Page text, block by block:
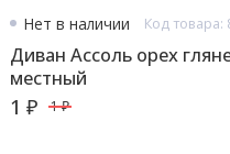
Нет в наличии Код товара:
Диван Ассоль орех
местный
1 ₽ 1 ₽